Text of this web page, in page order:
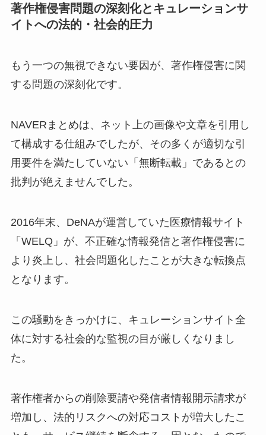
著作権侵害問題の深刻化とキュレーションサ
イトへの法的・社会的圧力
もう一つの無視できない要因が、著作権侵害に関
する問題の深刻化です。
NAVERまとめは、ネット上の画像や文章を引用し
て構成する仕組みでしたが、その多くが適切な引
用要件を満たしていない「無断転載」であるとの
批判が絶えませんでした。
2016年末、DeNAが運営していた医療情報サイト
「WELQ」が、不正確な情報発信と著作権侵害に
より炎上し、社会問題化したことが大きな転換点
となります。
この騒動をきっかけに、キュレーションサイト全
体に対する社会的な監視の目が厳しくなりまし
た。
著作権者からの削除要請や発信者情報開示請求が
増加し、法的リスクへの対応コストが増大したこ